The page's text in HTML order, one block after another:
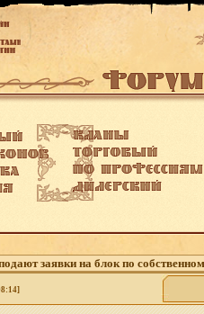
заявки на блок по